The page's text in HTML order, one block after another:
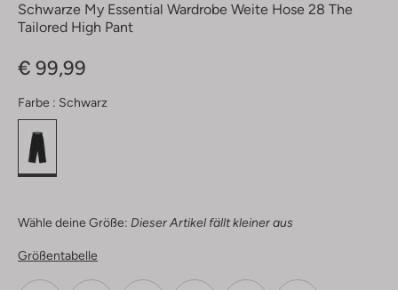
Schwarze My Essential Wardrobe Weite Hose 28 The
Tailored High Pant
€ 99,99
Farbe : Schwarz
Wähle deine Größe: Dieser Artikel fällt kleiner aus
Größentabelle